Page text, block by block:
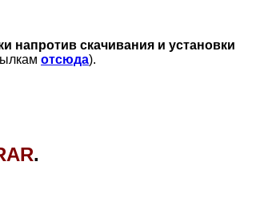
напротив скачивания и установки
отсюда).
.